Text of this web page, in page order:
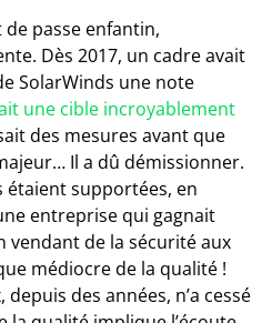
passe enfantin,
Dès 2017, un cadre avait
SolarWinds une note
une cible incroyablement
des mesures avant que
Il a dû démissionner.
étaient supportées, en
entreprise qui gagnait
vendant de la sécurité aux
médiocre de la qualité !
des années, n’a cessé